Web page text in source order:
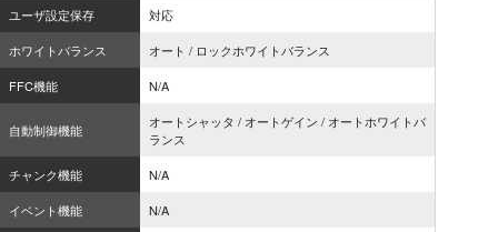
ユーザ設定保存
対応
ホワイトバランス
オート / ロックホワイトバランス
FFC機能
N/A
自動制御機能
オートシャッタ / オートゲイン / オートホワイトバ
ランス
チャンク機能
N/A
イベント機能
N/A